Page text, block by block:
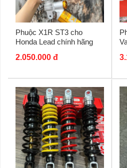
Phuộc X1R ST3 cho
Honda Lead chính hãng
2.050.000 đ